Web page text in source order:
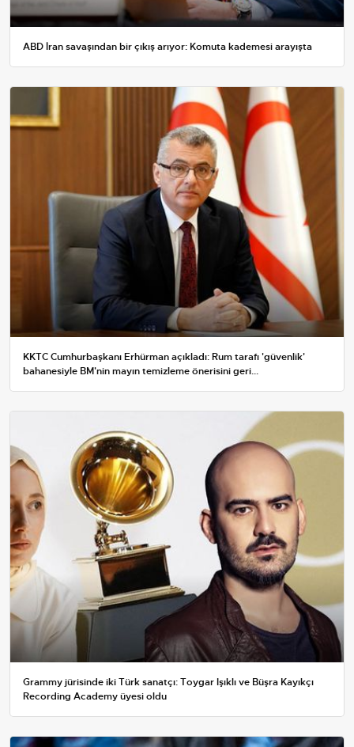
ABD İran savaşından bir çıkış arıyor: Komuta kademesi arayışta
KKTC Cumhurbaşkanı Erhürman açıkladı: Rum tarafı 'güvenlik'
bahanesiyle BM'nin mayın temizleme önerisini geri...
Grammy jürisinde iki Türk sanatçı: Toygar Işıklı ve Büşra Kayıkçı
Recording Academy üyesi oldu